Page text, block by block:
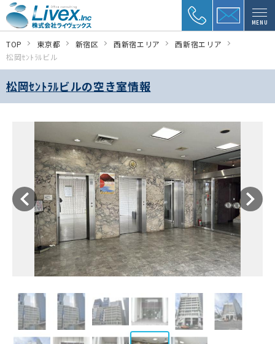
MENU
TOP 東京都 新宿区 西新宿エリア
西新宿エリア
松岡ｾﾝﾄﾗﾙビル
松岡ｾﾝﾄﾗﾙビルの空き室情報